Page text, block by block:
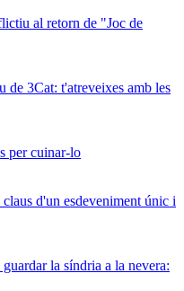
al retorn de "Joc de
de 3Cat: t'atreveixes amb les
per cuinar-lo
d'un esdeveniment únic i
la síndria a la nevera: